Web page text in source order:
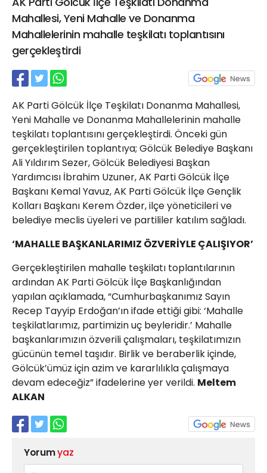
Mahallesi, Yeni Mahalle ve Donanma
Mahallelerinin mahalle teşkilatı toplantısını
gerçekleştirdi
AK Parti Gölcük İlçe Teşkilatı Donanma Mahallesi,
Yeni Mahalle ve Donanma Mahallelerinin mahalle
teşkilatı toplantısını gerçekleştirdi. Önceki gün
gerçekleştirilen toplantıya; Gölcük Belediye Başkanı
Ali Yıldırım Sezer, Gölcük Belediyesi Başkan
Yardımcısı İbrahim Uzuner, AK Parti Gölcük İlçe
Başkanı Kemal Yavuz, AK Parti Gölcük İlçe Gençlik
Kolları Başkanı Kerem Özder, ilçe yöneticileri ve
belediye meclis üyeleri ve partililer katılım sağladı.
‘MAHALLE BAŞKANLARIMIZ ÖZVERİYLE ÇALIŞIYOR’
Gerçekleştirilen mahalle teşkilatı toplantılarının
ardından AK Parti Gölcük İlçe Başkanlığından
yapılan açıklamada, “Cumhurbaşkanımız Sayın
Recep Tayyip Erdoğan’ın ifade ettiği gibi: ‘Mahalle
teşkilatlarımız, partimizin uç beyleridir.’ Mahalle
başkanlarımızın özverili çalışmaları, teşkilatımızın
gücünün temel taşıdır. Birlik ve beraberlik içinde,
Gölcük’ümüz için azim ve kararlılıkla çalışmaya
devam edeceğiz” ifadelerine yer verildi. Meltem
ALKAN
Yorumyaz
21 Gölcük
02624132333